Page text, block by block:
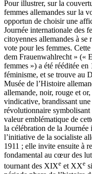
Pour illustrer, sur la
femmes allemandes sur la
opportun de choisir une
Journée internationale des
citoyennes allemandes à se
vote pour les femmes.
dem Frauenwahlrecht » («
femmes ») a été rééditée
féminisme, et se trouve au
Musée de l’Histoire
allemande, noir, rouge et
vindicative, brandissant une
révolutionnaire
valeur emblématique de
la célébration de la Journée
l’initiative de la socialiste
1911 ; elle invite ensuite à
fondamental au cœur des
tournant des XIXe et XXe